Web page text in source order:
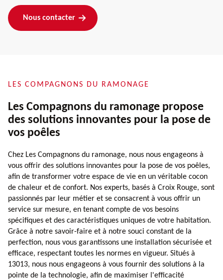
Nous contacter
LES COMPAGNONS DU RAMONAGE
Les Compagnons du ramonage propose
des solutions innovantes pour la pose de
vos poêles
Chez Les Compagnons du ramonage, nous nous engageons à
vous offrir des solutions innovantes pour la pose de vos poêles,
afin de transformer votre espace de vie en un véritable cocon
de chaleur et de confort. Nos experts, basés à Croix Rouge, sont
passionnés par leur métier et se consacrent à vous offrir un
service sur mesure, en tenant compte de vos besoins
spécifiques et des caractéristiques uniques de votre habitation.
Grâce à notre savoir-faire et à notre souci constant de la
perfection, nous vous garantissons une installation sécurisée et
efficace, respectant toutes les normes en vigueur. Situés à
13013, nous nous engageons à vous fournir des solutions à la
pointe de la technologie, afin de maximiser l'efficacité